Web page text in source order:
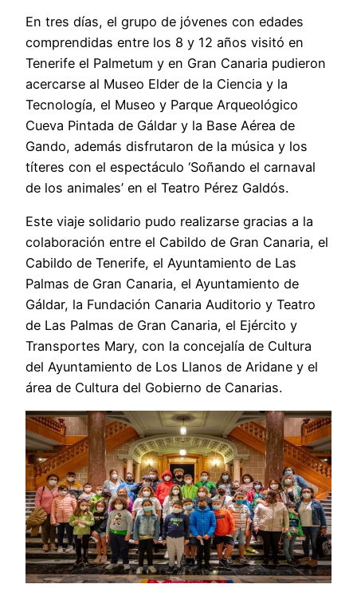
En tres días, el grupo de jóvenes con edades
comprendidas entre los 8 y 12 años visitó en
Tenerife el Palmetum y en Gran Canaria pudieron
acercarse al Museo Elder de la Ciencia y la
Tecnología, el Museo y Parque Arqueológico
Cueva Pintada de Gáldar y la Base Aérea de
Gando, además disfrutaron de la música y los
títeres con el espectáculo ‘Soñando el carnaval
de los animales’ en el Teatro Pérez Galdós.
Este viaje solidario pudo realizarse gracias a la
colaboración entre el Cabildo de Gran Canaria, el
Cabildo de Tenerife, el Ayuntamiento de Las
Palmas de Gran Canaria, el Ayuntamiento de
Gáldar, la Fundación Canaria Auditorio y Teatro
de Las Palmas de Gran Canaria, el Ejército y
Transportes Mary, con la concejalía de Cultura
del Ayuntamiento de Los Llanos de Aridane y el
área de Cultura del Gobierno de Canarias.